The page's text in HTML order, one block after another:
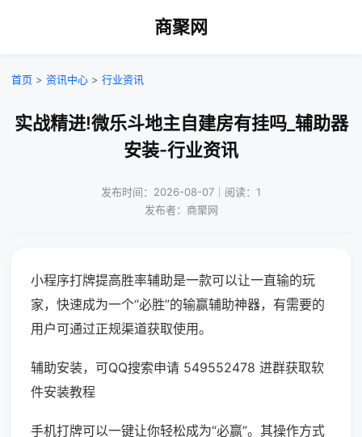
商聚网
首页 > 资讯中心 > 行业资讯
实战精进!微乐斗地主自建房有挂吗_辅助器
安装-行业资讯
发布时间：2026-08-07｜阅读：1
发布者：商聚网
小程序打牌提高胜率辅助是一款可以让一直输的玩
家，快速成为一个“必胜”的输赢辅助神器，有需要的
用户可通过正规渠道获取使用。
辅助安装，可QQ搜索申请 549552478 进群获取软
件安装教程
手机打牌可以一键让你轻松成为“必赢”。其操作方式